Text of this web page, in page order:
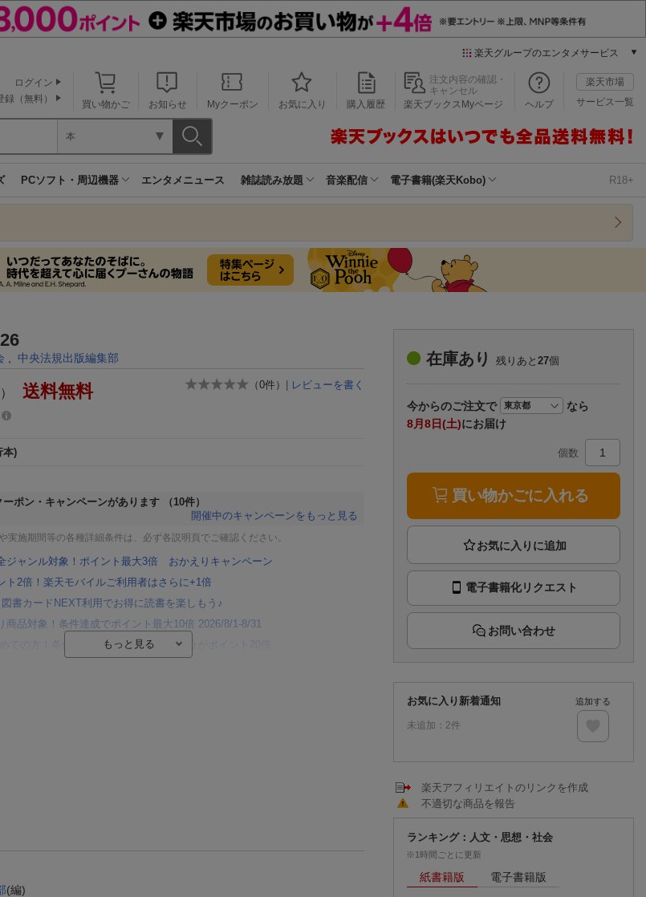
楽天グループのエンタメサービス
本/ゲーム/CD/DVD
楽天ブックス
楽天Kobo
楽天チケット
エンタメニュース
推し楽
買い物かご お知らせ Myクーポン お気に入り 購入履歴
注文内容の確認・
キャンセル
楽天ブックスMyページ
ヘルプ
楽天市場
サービス一覧
ログイン
（無料）
本
PCソフト・周辺機器 エンタメニュース 雑誌読み放題 音楽配信 電子書籍(楽天Kobo) R18+
中央法規出版編集部
（0件） | レビューを書く
送料無料
本)
ポン・キャンペーンがあります
（10件）
開催中のキャンペーンをもっと見る
実施期間等の各種詳細条件は、必ず各説明頁でご確認ください。
ジャンル対象！ポイント最大3倍 おかえりキャンペーン
ト2倍！楽天モバイルご利用者はさらに+1倍
図書カードNEXT利用でお得に読書を楽しもう♪
商品対象！条件達成でポイント最大10倍 2026/8/1-8/31
ての方！条件達成で楽天ブックス購入分がポイント20倍
(編)
在庫あり 残りあと 27個
今からのご注文で
なら
8月8日(土)にお届け
個数
買い物かごに入れる
電子書籍化リクエスト
お問い合わせ
お気に入り新着通知
未追加： 2件
追加する
楽天アフィリエイトのリンクを作成
不適切な商品を報告
ランキング：人文・思想・社会
※1時間ごとに更新
紙書籍版 電子書籍版